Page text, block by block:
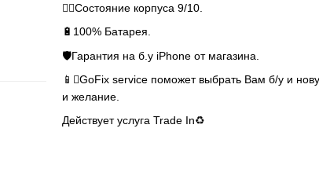
👌🏻Состояние корпуса 9/10.
🔋100% Батарея.
🛡Гарантия на б.у iPhone от магазина.
📱GoFix service поможет выбрать Вам б/у и
и желание.
Действует услуга Trade In♻️